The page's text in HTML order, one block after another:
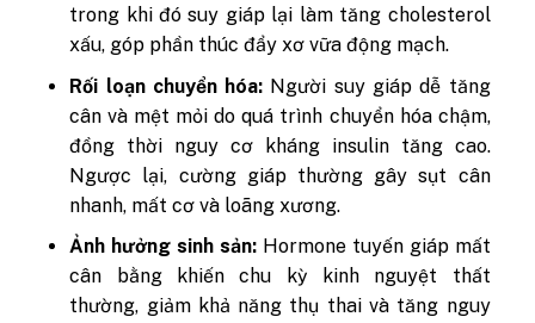
trong khi đó suy giáp lại làm tăng cholesterol
xấu, góp phần thúc đẩy xơ vữa động mạch.
Rối loạn chuyển hóa: Người suy giáp dễ tăng
cân và mệt mỏi do quá trình chuyển hóa chậm,
đồng thời nguy cơ kháng insulin tăng cao.
Ngược lại, cường giáp thường gây sụt cân
nhanh, mất cơ và loãng xương.
Ảnh hưởng sinh sản:Hormone tuyến giáp mất
cân bằng khiến chu kỳ kinh nguyệt thất
thường, giảm khả năng thụ thai và tăng nguy